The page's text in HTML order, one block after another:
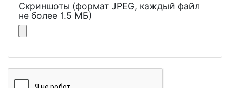
Скриншоты (формат JPEG, каждый файл
не более 1.5 МБ)